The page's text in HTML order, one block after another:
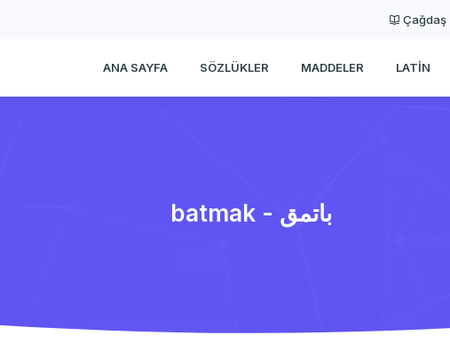
Çağdaş
ANA SAYFA SÖZLÜKLER MADDELER LATIN
batmak - باتمق